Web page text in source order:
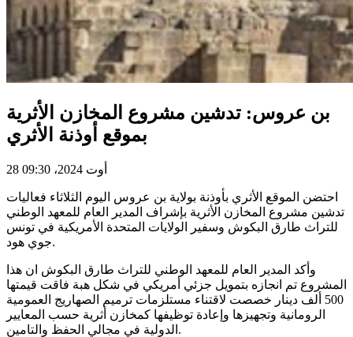
بن عروس: تدشين مشروع المخازن الأثرية
بموقع أوذنة الأثري
28 أوت 2024، 09:30
احتضن الموقع الأثري بأوذنة بولاية بن عروس اليوم الثلاثاء فعاليات
تدشين مشروع المخازن الأثرية بإشراف المدير العام للمعهد الوطني
للتراث طارق البكوش وسفير الولايات المتحدة الأمريكية في تونس
جوي هود.
وأكد المدير العام للمعهد الوطني للتراث طارق البكوش ان هذا
المشروع تم انجازه بتمويل جزئي أمريكي في شكل هبة فاقت قيمتها
500 ألف دينار خصصت لاقتناء مستلزمات ترميم الصهاريج العمومية
الرومانية وتجهيزها وإعادة توظيفها كمخازن أثرية حسب المعايير
الدولية في مجالي الحفظ والتامين.